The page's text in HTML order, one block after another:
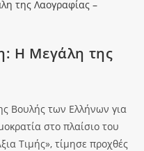
Η Μεγάλη της
Βουλής των Ελλήνων για
στο πλαίσιο του
Τιμής», τίμησε προχθές